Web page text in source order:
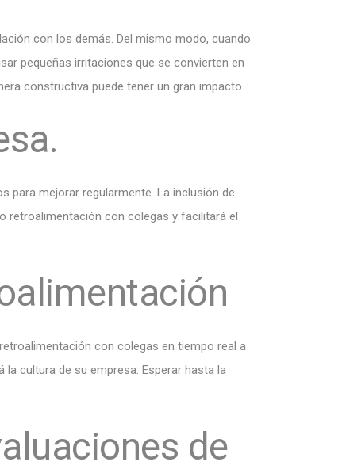
con los demás. Del mismo modo, cuando
pequeñas irritaciones que se convierten en
constructiva puede tener un gran impacto.
para mejorar regularmente. La inclusión de
retroalimentación con colegas y facilitará el
con colegas en tiempo real a
cultura de su empresa. Esperar hasta la
de